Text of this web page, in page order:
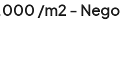
/m2 - Nego